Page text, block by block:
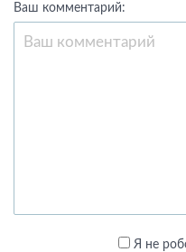
Ваш комментарий:
Я не